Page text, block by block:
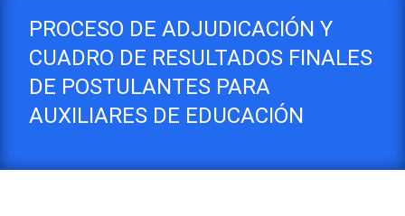
PROCESO DE ADJUDICACIÓN Y
CUADRO DE RESULTADOS FINALES
DE POSTULANTES PARA
AUXILIARES DE EDUCACIÓN